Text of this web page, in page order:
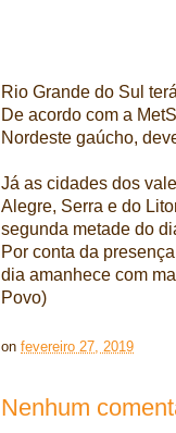
Rio Grande do Sul
De acordo com a
Nordeste gaúcho,
Já as cidades dos
Alegre, Serra e do
segunda metade do
Por conta da
dia amanhece com
Povo)
on fevereiro 27, 2019
Nenhum